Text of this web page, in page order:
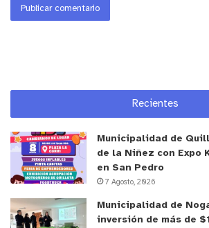
características particulares a
SISTEMA
Para llevar a cabo la recolección
huerto se definieron tres
metros lineales y los puntos de
Recientes
Municipalidad de
de la Niñez con Expo
en San Pedro
7 Agosto, 2026
Municipalidad de
inversión de más de